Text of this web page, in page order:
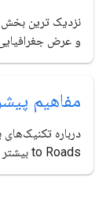
نزدیک ترین بخش
و عرض
مفاهیم
to Roads بیشتر بیاموزید.